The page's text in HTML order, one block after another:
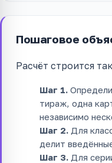
Пошаговое
Расчёт строится
Шаг 1.
тираж, одна
независимо
Шаг 2. Для
делит
Шаг 3. Для